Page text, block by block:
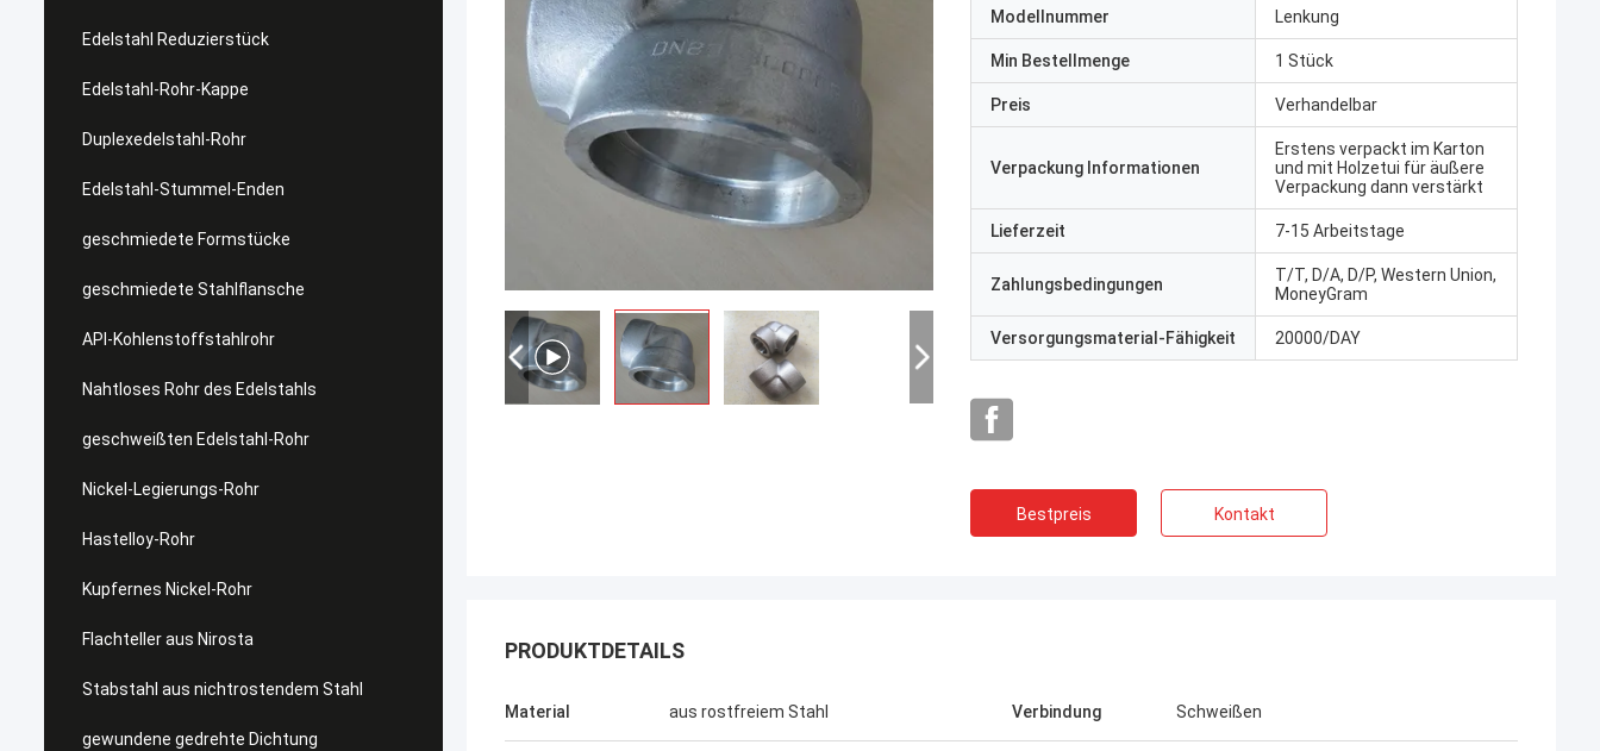
Edelstahl Reduzierstück
Edelstahl-Rohr-Kappe
Duplexedelstahl-Rohr
Edelstahl-Stummel-Enden
geschmiedete Formstücke
geschmiedete Stahlflansche
API-Kohlenstoffstahlrohr
Nahtloses Rohr des Edelstahls
geschweißten Edelstahl-Rohr
Nickel-Legierungs-Rohr
Hastelloy-Rohr
Kupfernes Nickel-Rohr
Flachteller aus Nirosta
Stabstahl aus nichtrostendem Stahl
gewundene gedrehte Dichtung
Modellnummer Lenkung
Min Bestellmenge 1 Stück
Preis Verhandelbar
Verpackung Informationen
Erstens verpackt im Karton
und mit Holzetui für äußere
Verpackung dann verstärkt
Lieferzeit 7-15 Arbeitstage
Zahlungsbedingungen
T/T, D/A, D/P, Western Union,
MoneyGram
Versorgungsmaterial-Fähigkeit 20000/DAY
Bestpreis Kontakt
PRODUKTDETAILS
Material aus rostfreiem Stahl Verbindung Schweißen